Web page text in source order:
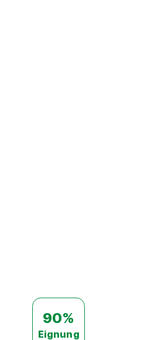
90%
Eignung